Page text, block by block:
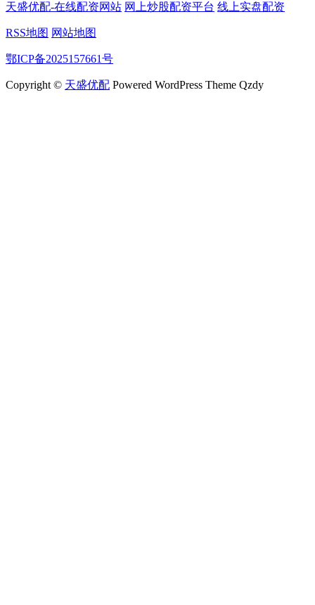
天盛优配-在线配资网站 网上炒股配资平台 线上实盘配资
RSS地图 网站地图
鄂ICP备2025157661号
Copyright © 天盛优配 Powered WordPress Theme Qzdy